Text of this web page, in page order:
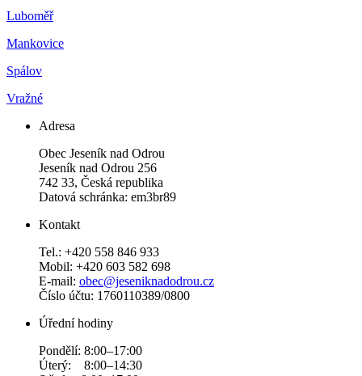
Luboměř
Mankovice
Spálov
Vražné
Adresa
Obec Jeseník nad Odrou
Jeseník nad Odrou 256
742 33, Česká republika
Datová schránka: em3br89
Kontakt
Tel.: +420 558 846 933
Mobil: +420 603 582 698
E-mail: obec@jeseniknadodrou.cz
Číslo účtu: 1760110389/0800
Úřední hodiny
Pondělí: 8:00–17:00
Úterý: 8:00–14:30